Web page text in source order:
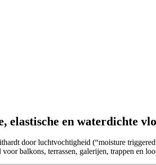
elastische en waterdichte
door luchtvochtigheid (“moisture
balkons, terrassen, galerijen, trappen en